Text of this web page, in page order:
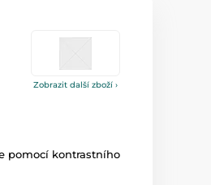
Zobrazit další zboží ›
pomocí kontrastního